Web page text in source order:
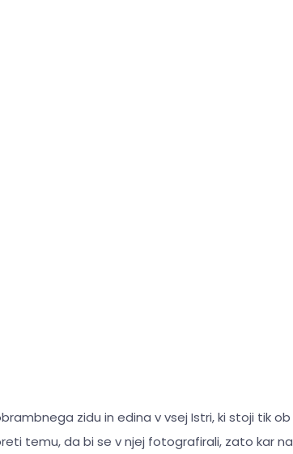
zidu in edina v vsej Istri, ki stoji tik ob
temu, da bi se v njej fotografirali, zato kar